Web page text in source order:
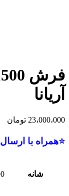
آریانا
23،000،000 تومان
⭐همراه با
شانه